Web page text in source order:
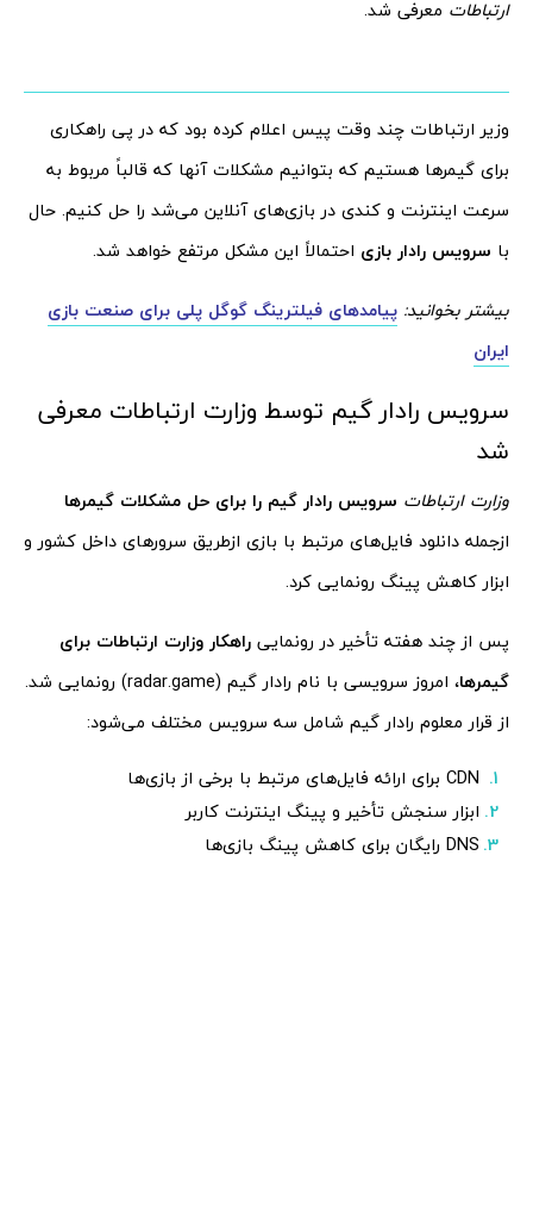
ارتباطات معرفی شد.
وزیر ارتباطات چند وقت پیس اعلام کرده بود که در پی راهکاری
برای گیمرها هستیم که بتوانیم مشکلات آنها که قالباً مربوط به
سرعت اینترنت و کندی در بازی‌های آنلاین می‌شد را حل کنیم. حال
با سرویس رادار بازی احتمالاً این مشکل مرتفع خواهد شد.
بیشتر بخوانید: پیامدهای فیلترینگ گوگل پلی برای صنعت بازی
ایران
سرویس رادار گیم توسط وزارت ارتباطات معرفی
شد
وزارت ارتباطات سرویس رادار گیم را برای حل مشکلات گیمرها
ازجمله دانلود فایل‌های مرتبط با بازی‌ از‌طریق سرورهای داخل کشور و
ابزار کاهش پینگ رونمایی کرد.
پس از چند هفته تأخیر در رونمایی راهکار وزارت ارتباطات برای
گیمرها
، امروز سرویسی با نام رادار گیم (radar.game) رونمایی شد.
از قرار معلوم رادار گیم شامل سه سرویس مختلف می‌شود:
CDN برای ارائه فایل‌های مرتبط با برخی از بازی‌ها
ابزار سنجش تأخیر و پینگ اینترنت کاربر
DNS رایگان برای کاهش پینگ بازی‌ها